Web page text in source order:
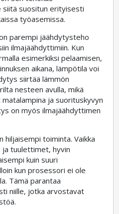
siitä suositun erityisesti
työasemissa.
parempi jäähdytysteho
ilmajäähdyttimiin. Kun
esimerkiksi pelaamisen,
aikana, lämpötila voi
siirtää lämmön
nesteen avulla, mikä
ja suorituskyvyn
on myös ilmajäähdyttimen
toiminta. Vaikka
tuulettimet, hyvin
kuin suuri
kun prosessori ei ole
Tämä parantaa
niille, jotka arvostavat